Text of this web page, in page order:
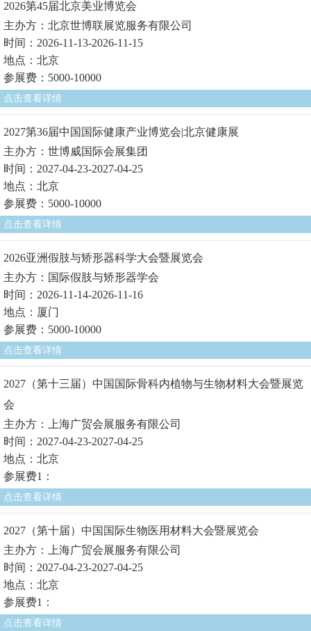
2026第45届北京美业博览会
主办方：北京世博联展览服务有限公司
时间：2026-11-13-2026-11-15
地点：北京
参展费：5000-10000
点击查看详情
2027第36届中国国际健康产业博览会|北京健康展
主办方：世博威国际会展集团
时间：2027-04-23-2027-04-25
地点：北京
参展费：5000-10000
点击查看详情
2026亚洲假肢与矫形器科学大会暨展览会
主办方：国际假肢与矫形器学会
时间：2026-11-14-2026-11-16
地点：厦门
参展费：5000-10000
点击查看详情
2027（第十三届）中国国际骨科内植物与生物材料大会暨展览
会
主办方：上海广贸会展服务有限公司
时间：2027-04-23-2027-04-25
地点：北京
参展费1：
点击查看详情
2027（第十届）中国国际生物医用材料大会暨展览会
主办方：上海广贸会展服务有限公司
时间：2027-04-23-2027-04-25
地点：北京
参展费1：
点击查看详情